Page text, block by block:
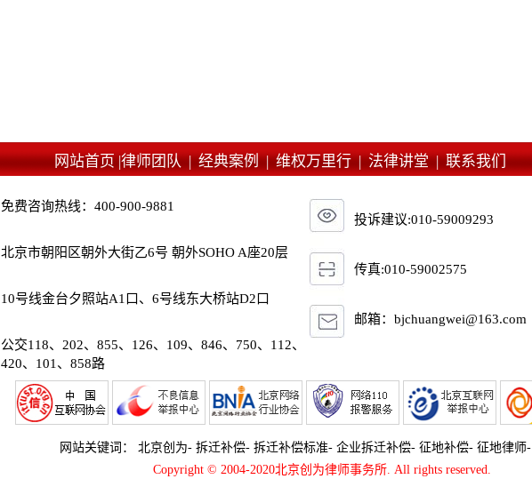
网站首页 |律师团队 |经典案例 |维权万里行 |法律讲堂 |联系我们
免费咨询热线：400-900-9881
北京市朝阳区朝外大街乙6号 朝外SOHO A座20层
10号线金台夕照站A1口、6号线东大桥站D2口
公交118、202、855、126、109、846、750、112、
420、101、858路
投诉建议:010-59009293
传真:010-59002575
邮箱：bjchuangwei@163.com
网站关键词： 北京创为- 拆迁补偿- 拆迁补偿标准- 企业拆迁补偿- 征地补偿- 征地律师-
Copyright © 2004-2020北京创为律师事务所. All rights reserved.